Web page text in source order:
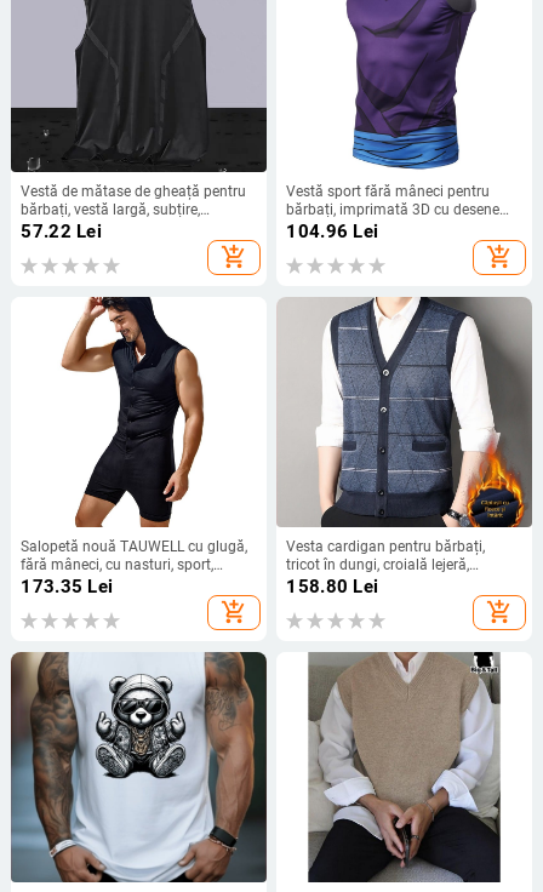
Vestă de mătase de gheață pentru
bărbați, vestă largă, subțire,
respirabilă, cu uscare rapidă, sport,
agrement, vestă largă, guler rotund,
tricou fără mâneci pentru vară
57.22 Lei
add_shopping_cart
Vestă sport fără mâneci pentru
bărbați, imprimată 3D cu desene
animate Dragon Ball, de primăvară
și de vară, nouă, de brand la modă
104.96 Lei
add_shopping_cart
Salopetă nouă TAUWELL cu glugă,
fără mâneci, cu nasturi, sport,
casual, vestă, en-gros
173.35 Lei
add_shopping_cart
Vesta cardigan pentru bărbați,
tricot în dungi, croială lejeră,
viscoză, căptușită cu fleece
158.80 Lei
add_shopping_cart